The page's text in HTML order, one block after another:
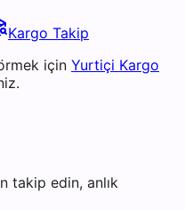
Kargo Takip
için Yurtiçi Kargo
takip edin, anlık